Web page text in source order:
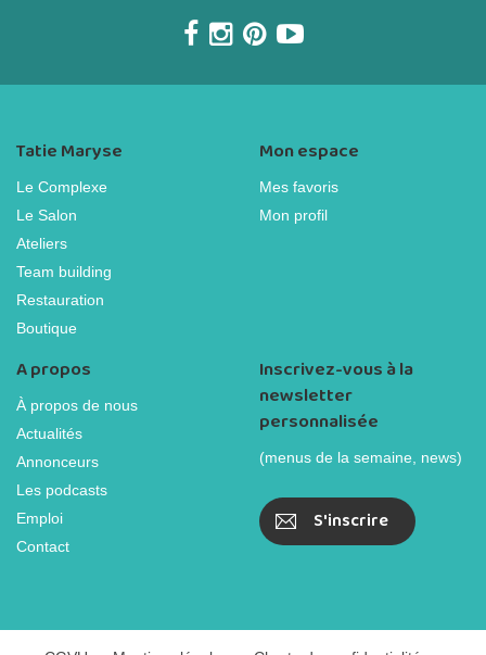
Tatie Maryse
Le Complexe
Le Salon
Ateliers
Team building
Restauration
Boutique
Mon espace
Mes favoris
Mon profil
A propos
À propos de nous
Actualités
Annonceurs
Les podcasts
Emploi
Contact
Inscrivez-vous à la
newsletter
personnalisée
(menus de la semaine, news)
S'inscrire